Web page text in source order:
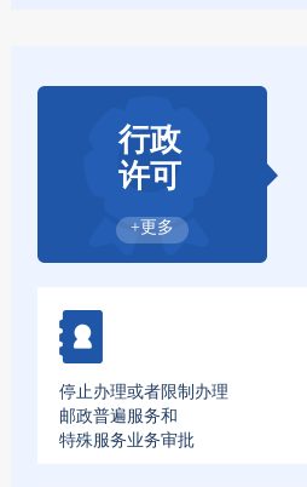
行政
许可
+更多
停止办理或者限制办理
邮政普遍服务和
特殊服务业务审批